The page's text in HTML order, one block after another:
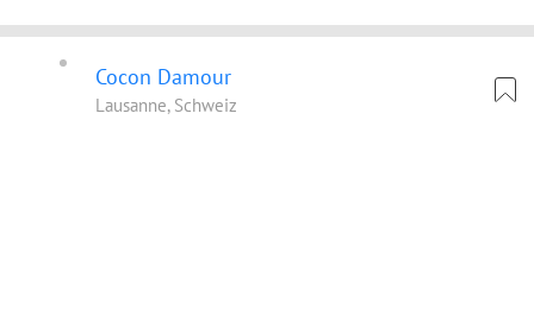
Cocon Damour
Lausanne, Schweiz